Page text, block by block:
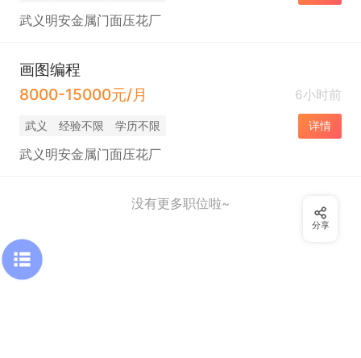
武义明安金属门面压花厂
画图编程
8000-15000元/月
6小时前
武义 经验不限 学历不限 详情
武义明安金属门面压花厂
没有更多职位啦~
分享